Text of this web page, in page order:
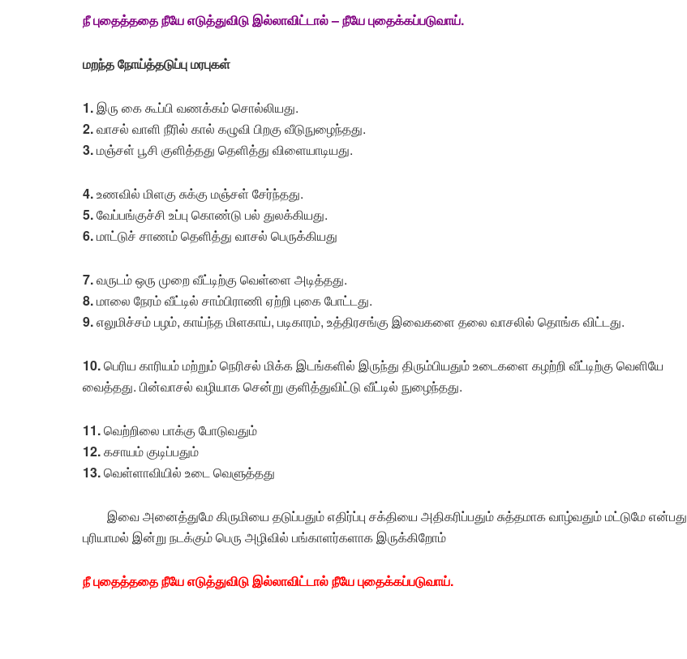
நீ புதைத்ததை நீயே எடுத்துவிடு இல்லாவிட்டால் – நீயே புதைக்கப்படுவாய்.
மறந்த நோய்த்தடுப்பு மரபுகள்
1.இரு கை கூப்பி வணக்கம் சொல்லியது.
2.வாசல் வாளி நீரில் கால் கழுவி பிறகு வீடுநுழைந்தது.
3.மஞ்சள் பூசி குளித்தது தெளித்து விளையாடியது.
4.உணவில் மிளகு சுக்கு மஞ்சள் சேர்ந்தது.
5.வேப்பங்குச்சி உப்பு கொண்டு பல் துலக்கியது.
6.மாட்டுச் சாணம் தெளித்து வாசல் பெருக்கியது
7.வருடம் ஒரு முறை வீட்டிற்கு வெள்ளை அடித்தது.
8.மாலை நேரம் வீட்டில் சாம்பிராணி ஏற்றி புகை போட்டது.
9.எலுமிச்சம் பழம், காய்ந்த மிளகாய், படிகாரம், உத்திரசங்கு இவைகளை தலை வாசலில் தொங்க விட்டது.
10.பெரிய காரியம் மற்றும் நெரிசல் மிக்க இடங்களில் இருந்து திரும்பியதும் உடைகளை கழற்றி வீட்டிற்கு வெளியே
வைத்தது. பின்வாசல் வழியாக சென்று குளித்துவிட்டு வீட்டில் நுழைந்தது.
11.வெற்றிலை பாக்கு போடுவதும்
12.கசாயம் குடிப்பதும்
13.வெள்ளாவியில் உடை வெளுத்தது
இவை அனைத்துமே கிருமியை தடுப்பதும் எதிர்ப்பு சக்தியை அதிகரிப்பதும் சுத்தமாக வாழ்வதும் மட்டுமே என்பது
புரியாமல் இன்று நடக்கும் பெரு அழிவில் பங்காளர்களாக இருக்கிறோம்
நீ புதைத்ததை நீயே எடுத்துவிடு இல்லாவிட்டால் நீயே புதைக்கப்படுவாய்.